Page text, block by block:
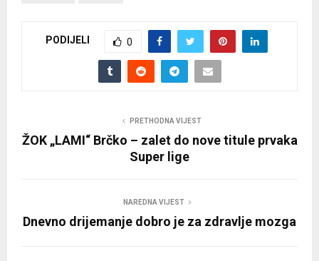
PODIJELI 0
PRETHODNA VIJEST
ŽOK „LAMI“ Brčko – zalet do nove titule prvaka
Super lige
NAREDNA VIJEST
Dnevno drijemanje dobro je za zdravlje mozga